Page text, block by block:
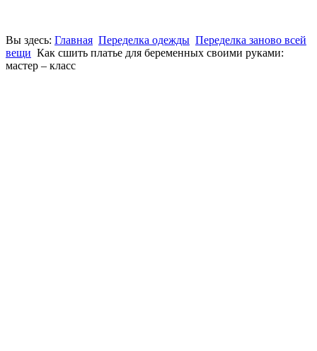
Вы здесь: Главная Переделка одежды Переделка заново всей
вещи Как сшить платье для беременных своими руками:
мастер – класс